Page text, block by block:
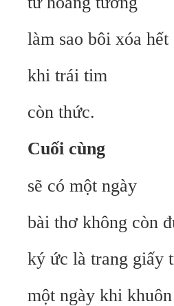
làm sao bôi xóa hết
khi trái tim
còn thức.
Cuối cùng
sẽ có một ngày
bài thơ không còn
ký ức là trang giấy
một ngày khi